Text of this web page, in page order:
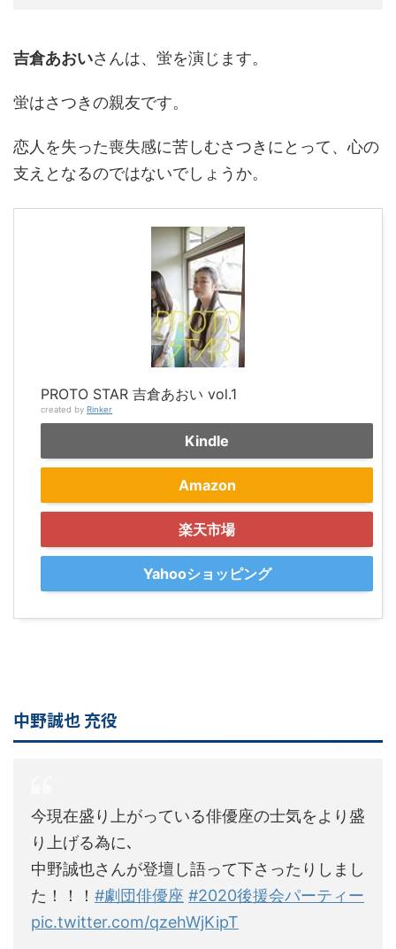
吉倉あおいさんは、蛍を演じます。
蛍はさつきの親友です。
恋人を失った喪失感に苦しむさつきにとって、心の
支えとなるのではないでしょうか。
PROTO STAR 吉倉あおい vol.1
created by Rinker
Kindle
Amazon
楽天市場
Yahooショッピング
中野誠也 充役
今現在盛り上がっている俳優座の士気をより盛
り上げる為に､
中野誠也さんが登壇し語って下さったりしまし
た！！！ #劇団俳優座 #2020後援会パーティー
pic.twitter.com/qzehWjKipT